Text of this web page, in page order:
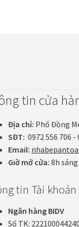
tin cửa
Địa chỉ: Phố Đồng
SĐT:0972 556 706 -
Email:
Giờ mở cửa:8h
tin Tài
Ngân hàng BIDV
Số TK: